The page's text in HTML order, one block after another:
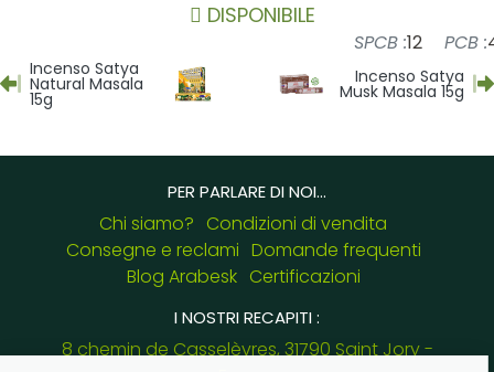
DISPONIBILE
SPCB :12 PCB :
Incenso Satya
Natural Masala
15g
Incenso Satya
Musk Masala 15g
PER PARLARE DI NOI...
Chi siamo? Condizioni di vendita
Consegne e reclami Domande frequenti
Blog Arabesk Certificazioni
I NOSTRI RECAPITI :
8 chemin de Casselèvres, 31790 Saint Jory -